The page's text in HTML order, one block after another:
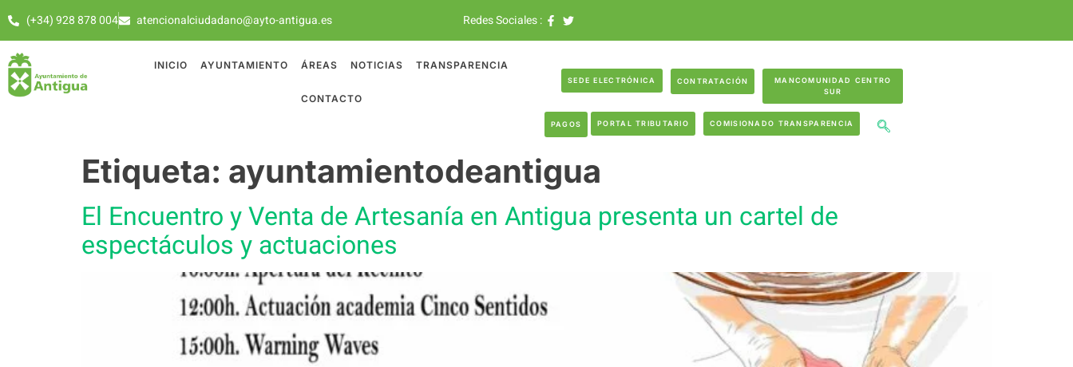
(+34) 928 878 004 atencionalciudadano@ayto-antigua.es Redes Sociales :
INICIO AYUNTAMIENTO ÁREAS NOTICIAS TRANSPARENCIA
CONTACTO
SEDE ELECTRÓNICA CONTRATACIÓN
MANCOMUNIDAD CENTRO
SUR
PAGOS PORTAL TRIBUTARIO COMISIONADO TRANSPARENCIA
Etiqueta: ayuntamientodeantigua
El Encuentro y Venta de Artesanía en Antigua presenta un cartel de
espectáculos y actuaciones